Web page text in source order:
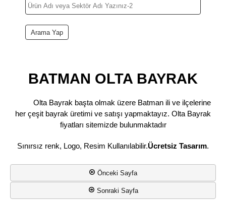
BATMAN OLTA BAYRAK
Olta Bayrak başta olmak üzere Batman ili ve ilçelerine
her çeşit bayrak üretimi ve satışı yapmaktayız. Olta Bayrak
fiyatları sitemizde bulunmaktadır
Sınırsız renk, Logo, Resim Kullanılabilir.Ücretsiz Tasarım.
Önceki Sayfa
Sonraki Sayfa